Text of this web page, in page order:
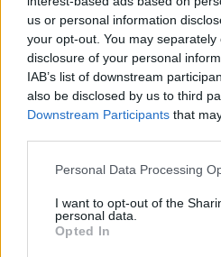
us or personal information
your opt-out. You may
disclosure of your personal
IAB’s list of downstream
also be disclosed by us to third
Downstream Participants that
Personal Data Processing
I want to opt-out of the
personal data.
Opted In
Η μεταμόρφωση του
ανάγκες του σήμερα
Ο σύγχρονος CISO δεν
Επιλέγει
Η Εξέλιξη του CISO
Ηγέτη
Διαβάστε περισσότερα από την
ΣΧΕΤΙΚΑ ΑΡΘΡΑ
AnyDesk: Η
Απομακρυσμένης
Επιχειρήσεις και